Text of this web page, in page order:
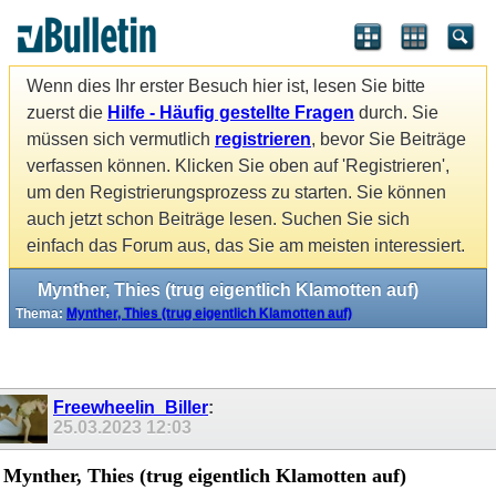
Wenn dies Ihr erster Besuch hier ist, lesen Sie bitte
zuerst die Hilfe - Häufig gestellte Fragen durch. Sie
müssen sich vermutlich registrieren, bevor Sie Beiträge
verfassen können. Klicken Sie oben auf 'Registrieren',
um den Registrierungsprozess zu starten. Sie können
auch jetzt schon Beiträge lesen. Suchen Sie sich
einfach das Forum aus, das Sie am meisten interessiert.
Mynther, Thies (trug eigentlich Klamotten auf)
Thema: Mynther, Thies (trug eigentlich Klamotten auf)
Freewheelin_Biller:
25.03.2023 12:03
Mynther, Thies (trug eigentlich Klamotten auf)